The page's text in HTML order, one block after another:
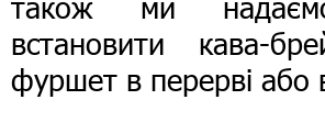
встановити кава-
фуршет в перерві або